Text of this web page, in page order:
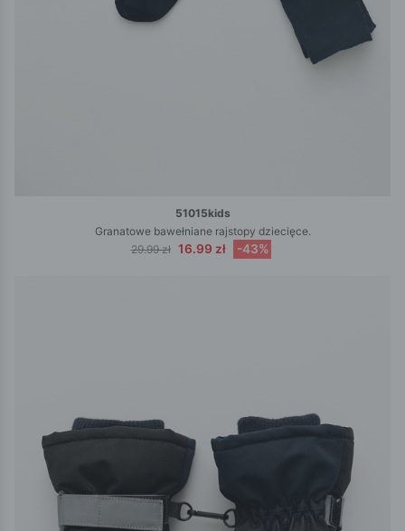
51015kids
Granatowe bawełniane rajstopy dziecięce.
29.99 zł 16.99 zł -43%